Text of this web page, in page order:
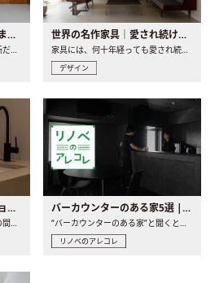
キッチンはレイアウトで決まる。後悔しないための考え方と選び方
キッチンは生活の中心となる場所だからこそ、家の中のどこに置..
世界の名作家具｜愛され続ける理由と一生モノとの出会い方
家具には、何十年経っても愛され続ける「名作」と呼ばれるもの..
デザイン
洗面所・洗面台リノベーションの事例と間取りアイデア
毎日使う場所だからこそ、少しの間取りの工夫や素材の選び方で..
バーカウンターのある家5選 | 日常に馴染む“距離の近い”キッチンとは
“バーカウンターのある家”と聞くと、少し特別な、大人のための..
リノベのアレコレ